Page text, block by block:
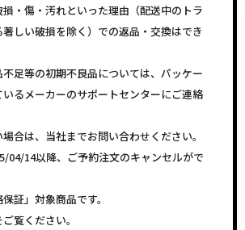
・傷・汚れといった理由（配送中のトラ
しい破損を除く）での返品・交換はでき
足等の初期不良品については、パッケー
るメーカーのサポートセンターにご連絡
合は、当社までお問い合わせください。
04/14以降、ご予約注文のキャンセルがで
証」対象商品です。
覧ください。